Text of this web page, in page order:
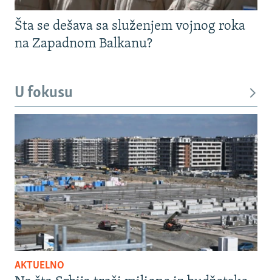
Šta se dešava sa služenjem vojnog roka
na Zapadnom Balkanu?
U fokusu
AKTUELNO